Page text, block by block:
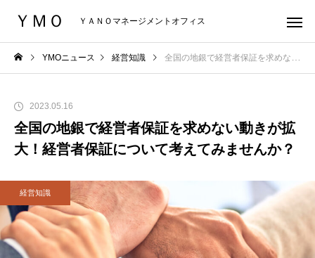
ＹＭＯ ＹＡＮＯマネージメントオフィス
YMOニュース 経営知識 全国の地銀で経営者保証を求めない動きが拡大！経営者保証について考えてみませんか？
2023.05.16
全国の地銀で経営者保証を求めない動きが拡
大！経営者保証について考えてみませんか？
経営知識